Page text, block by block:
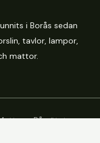
i Borås sedan
tavlor, lampor,
mattor.
- På nätet